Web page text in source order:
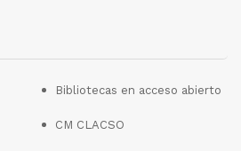
Bibliotecas en acceso abierto
CM CLACSO